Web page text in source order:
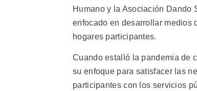
Humano y la Asociación Dando
enfocado en desarrollar medios
hogares participantes.
Cuando estalló la pandemia de
su enfoque para satisfacer las
participantes con los servicios